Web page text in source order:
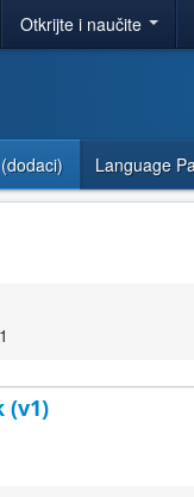
Otkrijte i naučite
Language
(v1)